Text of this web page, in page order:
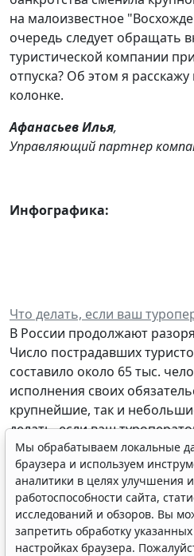
на малоизвестное
очередь следует обращать
туристической компании
отпуска? Об этом я
колонке.
Афанасьев Илья,
Управляющий партнер
Инфографика:
Что делать, если ваш
В России продолжают
Число пострадавших
составило около 65 тыс.
исполнения своих
крупнейшие, так и
делать, если ваш
нашей инфографики?
Мы обрабатываем локальные
браузера и используем
аналитики в целях улучшения
работоспособности сайта,
исследований и обзоров. Вы
запретить обработку
настройках браузера.